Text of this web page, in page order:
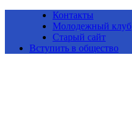
Контакты
Молодежный клуб
Старый сайт
Вступить в общество